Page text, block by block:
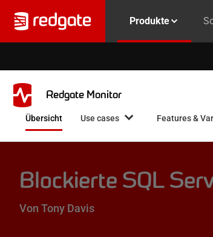
Produkte
Redgate Monitor
Übersicht Use cases Features &
Blockierte SQL
Von Tony Davis